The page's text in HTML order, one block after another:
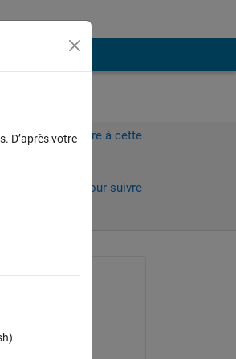
pour répondre à cette
Connectez-vous pour suivre
Spelman
D’après votre